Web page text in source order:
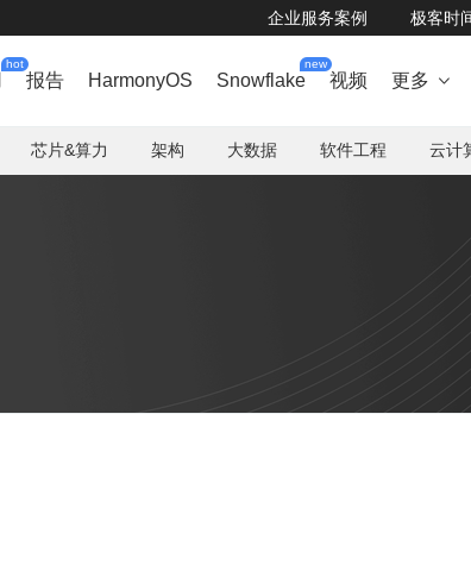
企业服务案例 极客时
hot
报告 HarmonyOS Snowflake
new
视频 更多 
芯片&算力 架构 大数据 软件工程 云计